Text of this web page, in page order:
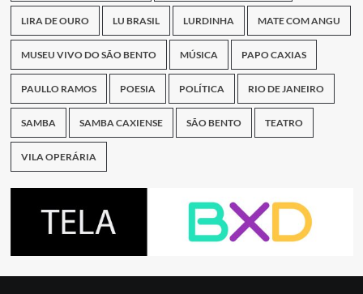
LIRA DE OURO LU BRASIL LURDINHA MATE COM ANGU
MUSEU VIVO DO SÃO BENTO MÚSICA PAPO CAXIAS
PAULLO RAMOS POESIA POLÍTICA RIO DE JANEIRO
SAMBA SAMBA CAXIENSE SÃO BENTO TEATRO
VILA OPERÁRIA